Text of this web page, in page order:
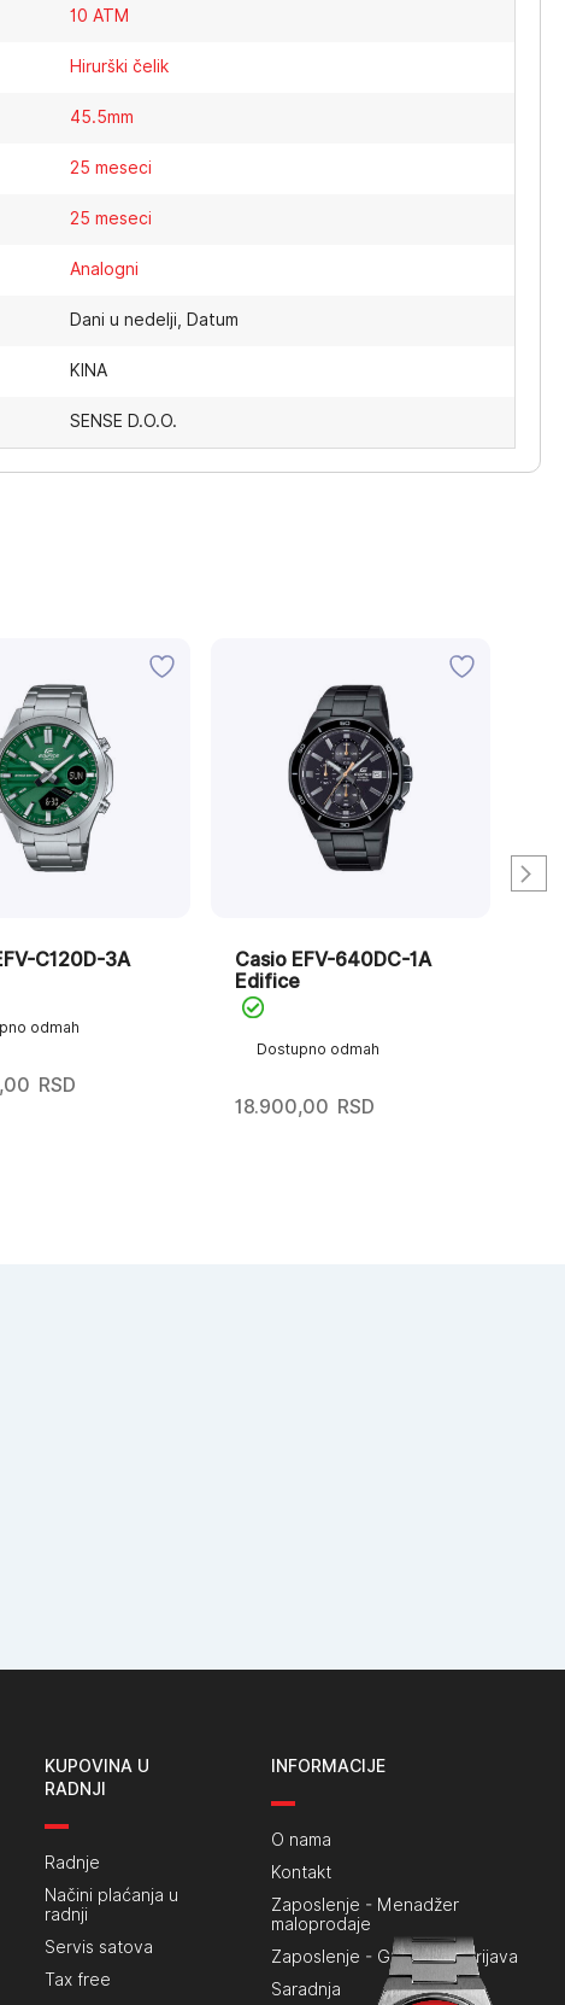
10 ATM
Hirurški čelik
45.5mm
25 meseci
25 meseci
Analogni
Dani u nedelji, Datum
KINA
SENSE D.O.O.
odmah
C120D-3A
RSD
Dostupno odmah
Casio EFV-640DC-1A
Edifice
18.900,00 RSD
KUPOVINA U
RADNJI
Radnje
Načini plaćanja u
radnji
Servis satova
Tax free
INFORMACIJE
O nama
Kontakt
Zaposlenje - Menadžer
maloprodaje
Zaposlenje - Generalna prijava
Saradnja